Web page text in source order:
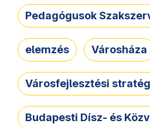
Pedagógusok
elemzés Városháza
Városfejlesztési
Budapesti Dísz- és